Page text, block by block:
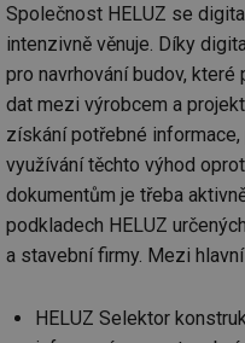
Společnost HELUZ se
intenzivně věnuje. Díky
pro navrhování budov,
dat mezi výrobcem a
získání potřebné
využívání těchto výhod
dokumentům je třeba
podkladech HELUZ
a stavební firmy. Mezi
HELUZ Selektor